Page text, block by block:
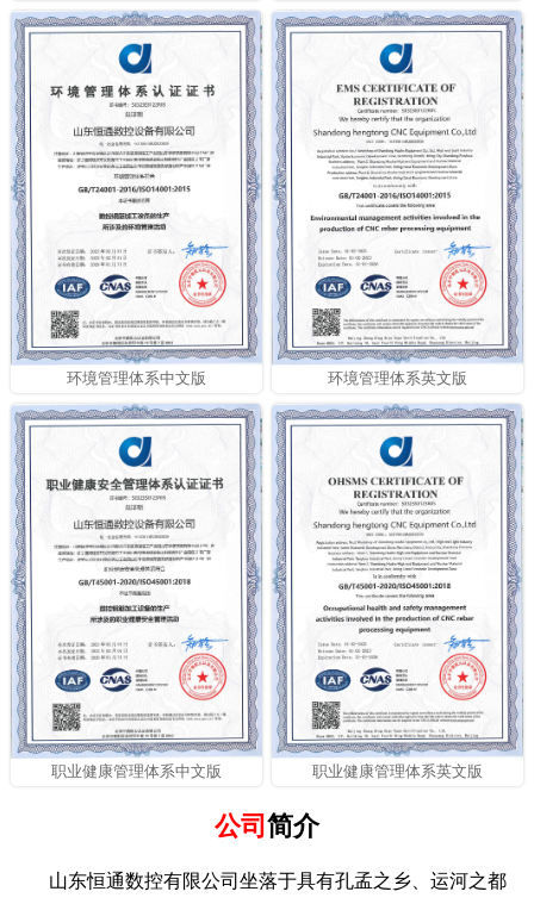
环境管理体系中文版 环境管理体系英文版
职业健康管理体系中文版 职业健康管理体系英文版
公司 简介
山东恒通数控有限公司坐落于具有孔孟之乡、运河之都